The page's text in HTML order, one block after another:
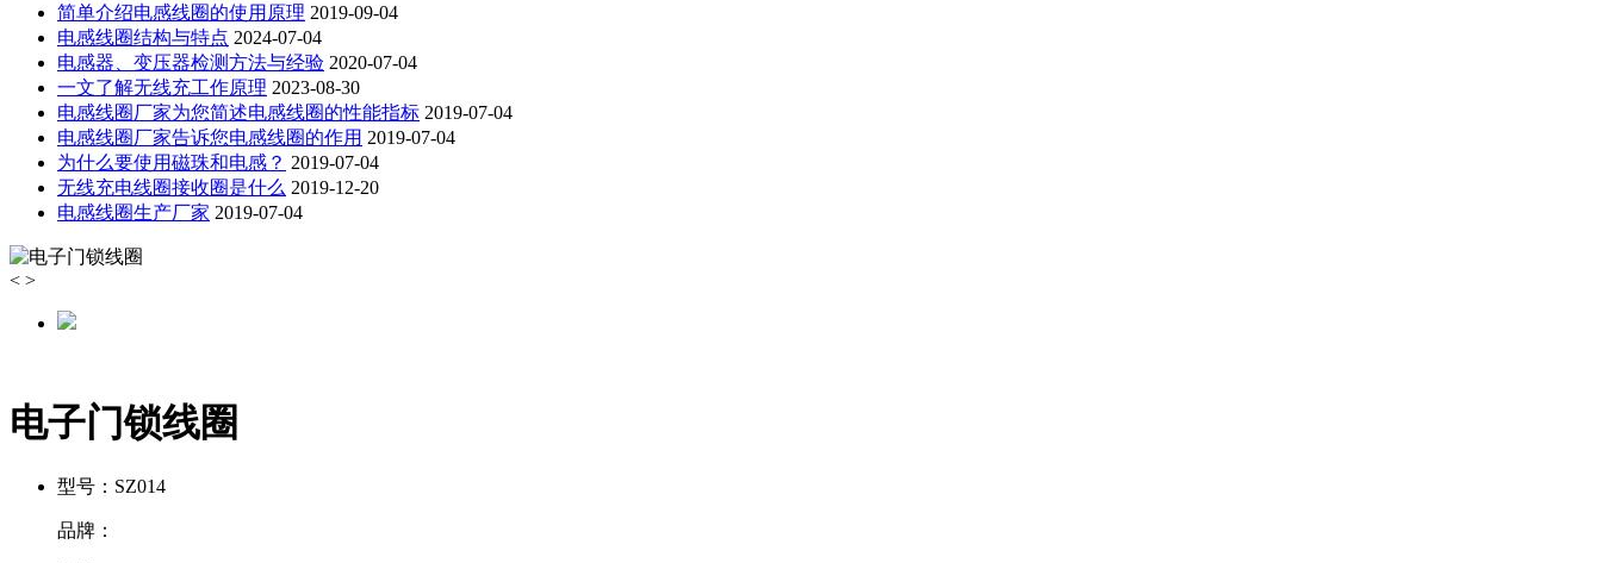
简单介绍电感线圈的使用原理 2019-09-04
电感线圈结构与特点 2024-07-04
电感器、变压器检测方法与经验 2020-07-04
一文了解无线充工作原理 2023-08-30
电感线圈厂家为您简述电感线圈的性能指标 2019-07-04
电感线圈厂家告诉您电感线圈的作用 2019-07-04
为什么要使用磁珠和电感？ 2019-07-04
无线充电线圈接收圈是什么 2019-12-20
电感线圈生产厂家 2019-07-04
< >
电子门锁线圈
型号： SZ014
品牌：